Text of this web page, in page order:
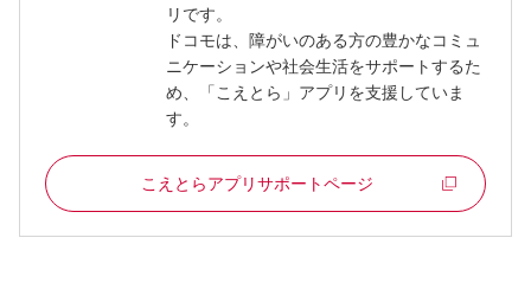
リです。
ドコモは、障がいのある方の豊かなコミュ
ニケーションや社会生活をサポートするた
め、「こえとら」アプリを支援していま
す。
こえとらアプリサポートページ